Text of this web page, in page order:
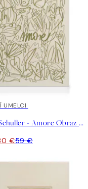
UMELCI
Katrin Schuller - Amore Obraz na plátne
€59 €